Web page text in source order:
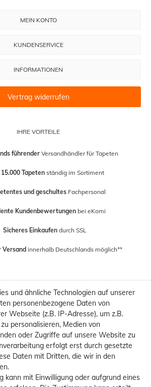
IHRE VORTEILE
führender Versandhändler für Tapeten
Tapeten ständig im Sortiment
und geschultes Fachpersonal
Kundenbewertungen bei eKomi
Sicheres Einkaufen durch SSL
Versand innerhalb Deutschlands möglich**
MEIN KONTO
KUNDENSERVICE
INFORMATIONEN
Vertrag widerrufen
und ähnliche Technologien auf unserer
personenbezogene Daten von
Webseite (z.B. IP-Adresse), um z.B.
personalisieren, Medien von
oder Zugriffe auf unsere Website zu
erfolgt erst durch gesetzte
Daten mit Dritten, die wir in den
kann mit Einwilligung oder aufgrund eines